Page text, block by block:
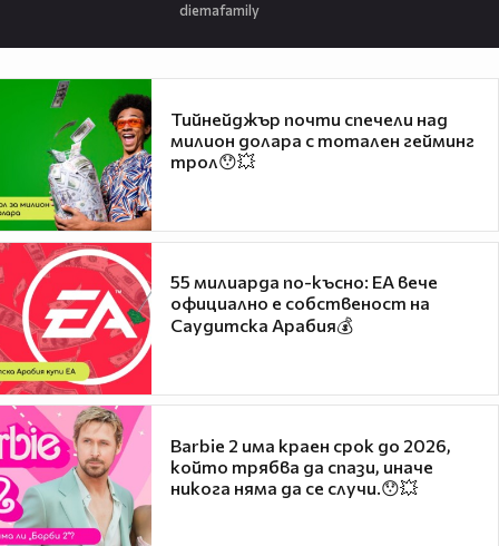
diemafamily
Тийнейджър почти спечели над
милион долара с тотален гейминг
трол😯💥
55 милиарда по-късно: EA вече
официално е собственост на
Саудитска Арабия💰
Barbie 2 има краен срок до 2026,
който трябва да спази, иначе
никога няма да се случи.😯💥